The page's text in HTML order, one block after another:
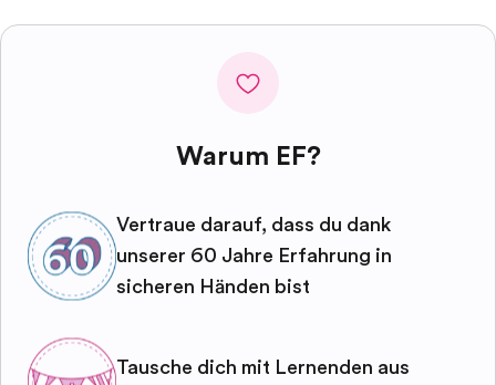
Warum EF?
Vertraue darauf, dass du dank
unserer 60 Jahre Erfahrung in
sicheren Händen bist
Tausche dich mit Lernenden aus